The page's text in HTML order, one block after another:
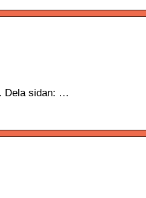
Dela sidan: …